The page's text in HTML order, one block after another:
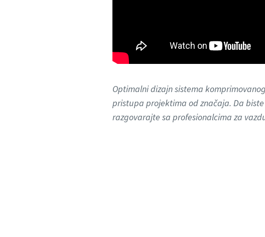
Optimalni dizajn sistema
pristupa projektima od značaja. Da
razgovarajte sa profesionalcima za